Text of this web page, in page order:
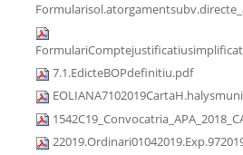
7.1.EdicteBOPdefinitiu.pdf